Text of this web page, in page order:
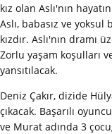
kız olan Aslı'nın
Aslı, babasız ve
kızdır. Aslı'nın dramı
Zorlu yaşam koşulları
yansıtılacak.
Deniz Çakır, dizide
çıkacak. Başarılı
ve Murat adında 3